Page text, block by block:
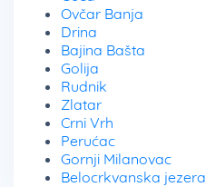
Ovčar Banja
Drina
Bajina Bašta
Golija
Rudnik
Zlatar
Crni Vrh
Perućac
Gornji Milanovac
Belocrkvanska jezera